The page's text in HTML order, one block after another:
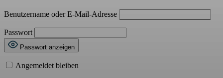
Benutzername oder E-Mail-Adresse
Passwort
Passwort anzeigen
Angemeldet bleiben